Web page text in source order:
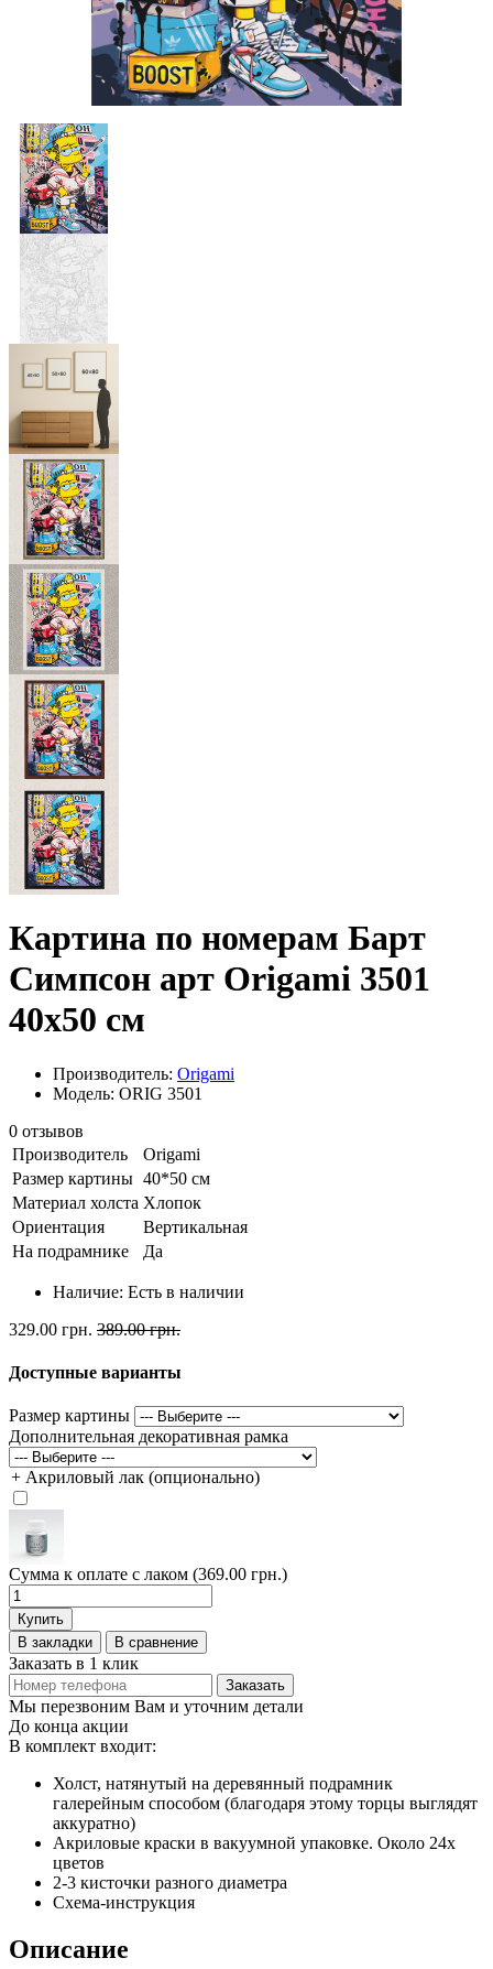
Картина по номерам Барт
Симпсон арт Origami 3501
40x50 см
Производитель: Origami
Модель: ORIG 3501
0 отзывов
Производитель
Origami
Размер картины 40*50 см
Материал холста Хлопок
Ориентация
Вертикальная
На подрамнике
Да
Наличие: Есть в наличии
329.00 грн. 389.00 грн.
Доступные варианты
Размер картины
Дополнительная декоративная рамка
+ Акриловый лак (опционально)
Сумма к оплате с лаком (369.00 грн.)
Купить
В закладки
В сравнение
Заказать в 1 клик
Заказать
Мы перезвоним Вам и уточним детали
До конца акции
В комплект входит:
Холст, натянутый на деревянный подрамник
галерейным способом (благодаря этому торцы выглядят
аккуратно)
Акриловые краски в вакуумной упаковке. Около 24х
цветов
2-3 кисточки разного диаметра
Схема-инструкция
Описание